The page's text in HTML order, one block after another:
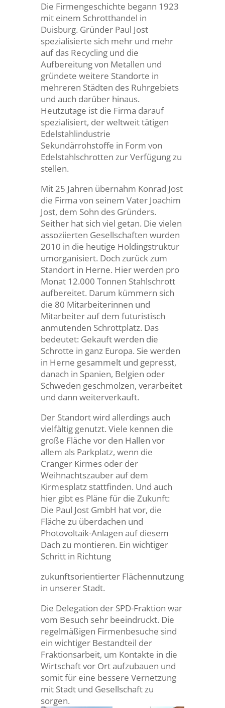
Die Firmengeschichte begann 1923
mit einem Schrotthandel in
Duisburg. Gründer Paul Jost
spezialisierte sich mehr und mehr
auf das Recycling und die
Aufbereitung von Metallen und
gründete weitere Standorte in
mehreren Städten des Ruhrgebiets
und auch darüber hinaus.
Heutzutage ist die Firma darauf
spezialisiert, der weltweit tätigen
Edelstahlindustrie
Sekundärrohstoffe in Form von
Edelstahlschrotten zur Verfügung zu
stellen.
Mit 25 Jahren übernahm Konrad Jost
die Firma von seinem Vater Joachim
Jost, dem Sohn des Gründers.
Seither hat sich viel getan. Die vielen
assoziierten Gesellschaften wurden
2010 in die heutige Holdingstruktur
umorganisiert. Doch zurück zum
Standort in Herne. Hier werden pro
Monat 12.000 Tonnen Stahlschrott
aufbereitet. Darum kümmern sich
die 80 Mitarbeiterinnen und
Mitarbeiter auf dem futuristisch
anmutenden Schrottplatz. Das
bedeutet: Gekauft werden die
Schrotte in ganz Europa. Sie werden
in Herne gesammelt und gepresst,
danach in Spanien, Belgien oder
Schweden geschmolzen, verarbeitet
und dann weiterverkauft.
Der Standort wird allerdings auch
vielfältig genutzt. Viele kennen die
große Fläche vor den Hallen vor
allem als Parkplatz, wenn die
Cranger Kirmes oder der
Weihnachtszauber auf dem
Kirmesplatz stattfinden. Und auch
hier gibt es Pläne für die Zukunft:
Die Paul Jost GmbH hat vor, die
Fläche zu überdachen und
Photovoltaik-Anlagen auf diesem
Dach zu montieren. Ein wichtiger
Schritt in Richtung
zukunftsorientierter Flächennutzung
in unserer Stadt.
Die Delegation der SPD-Fraktion war
vom Besuch sehr beeindruckt. Die
regelmäßigen Firmenbesuche sind
ein wichtiger Bestandteil der
Fraktionsarbeit, um Kontakte in die
Wirtschaft vor Ort aufzubauen und
somit für eine bessere Vernetzung
mit Stadt und Gesellschaft zu
sorgen.